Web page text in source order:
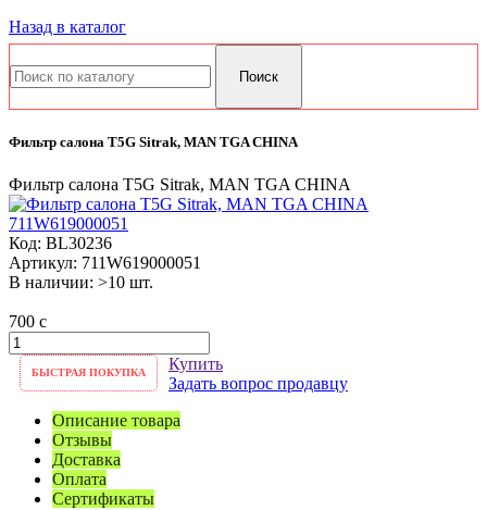
Назад в каталог
Фильтр салона T5G Sitrak, MAN TGA CHINA
Фильтр салона T5G Sitrak, MAN TGA CHINA
Код: BL30236
Артикул: 711W619000051
В наличии: >10 шт.
700 c
Купить
БЫСТРАЯ ПОКУПКА
Задать вопрос продавцу
Описание товара
Отзывы
Доставка
Оплата
Сертификаты